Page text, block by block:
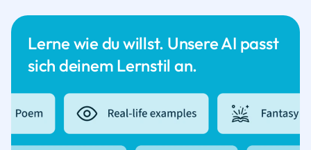
Lerne wie du willst. Unsere AI passt
sich deinem Lernstil an.